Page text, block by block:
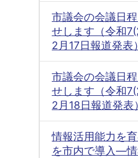
市議会の会議日
せします（令和
2月17日報道発表）
市議会の会議日
せします（令和
2月18日報道発表）
情報活用能力を
を市内で導入―